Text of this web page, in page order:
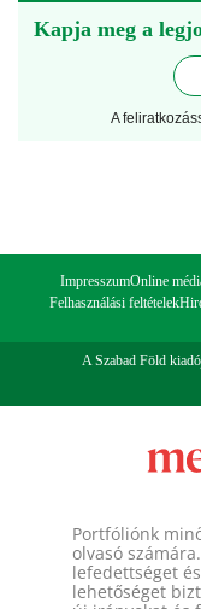
Kapja meg a
A
ImpresszumOnline
Felhasználási feltételek
A Szabad Föld
Portfóliónk
olvasó
lefedettséget
lehetőséget